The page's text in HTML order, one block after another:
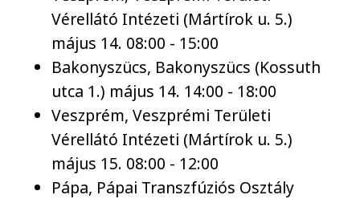
Vérellátó Intézeti (Mártírok u. 5.)
május 14. 08:00 - 15:00
Bakonyszücs, Bakonyszücs (Kossuth
utca 1.) május 14. 14:00 - 18:00
Veszprém, Veszprémi Területi
Vérellátó Intézeti (Mártírok u. 5.)
május 15. 08:00 - 12:00
Pápa, Pápai Transzfúziós Osztály